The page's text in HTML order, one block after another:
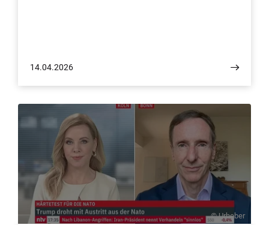
14.04.2026
© Urheber